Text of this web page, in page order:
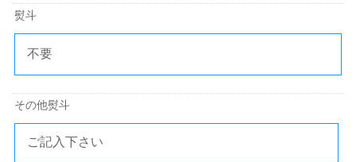
熨斗
その他熨斗